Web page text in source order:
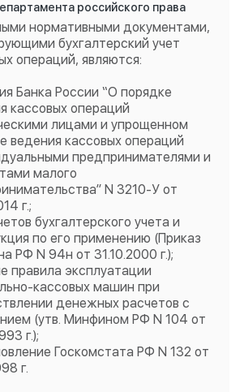
российского права
нормативными документами,
бухгалтерский учет
операций, являются:
Банка России “О порядке
кассовых операций
лицами и упрощенном
ведения кассовых операций
предпринимателями и
малого
N 3210-У от
г.;
бухгалтерского учета и
по его применению (Приказ
РФ N 94н от 31.10.2000 г.);
правила эксплуатации
кассовых машин при
денежных расчетов с
(утв. Минфином РФ N 104 от
г.);
Госкомстата РФ N 132 от
г.